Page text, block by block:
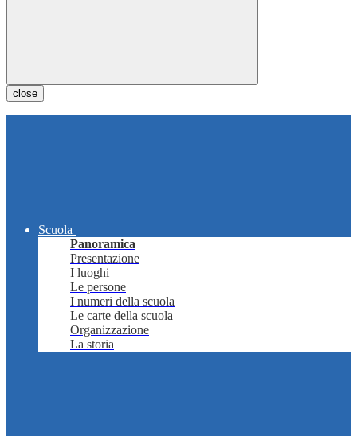
close
Scuola
Panoramica
Presentazione
I luoghi
Le persone
I numeri della scuola
Le carte della scuola
Organizzazione
La storia